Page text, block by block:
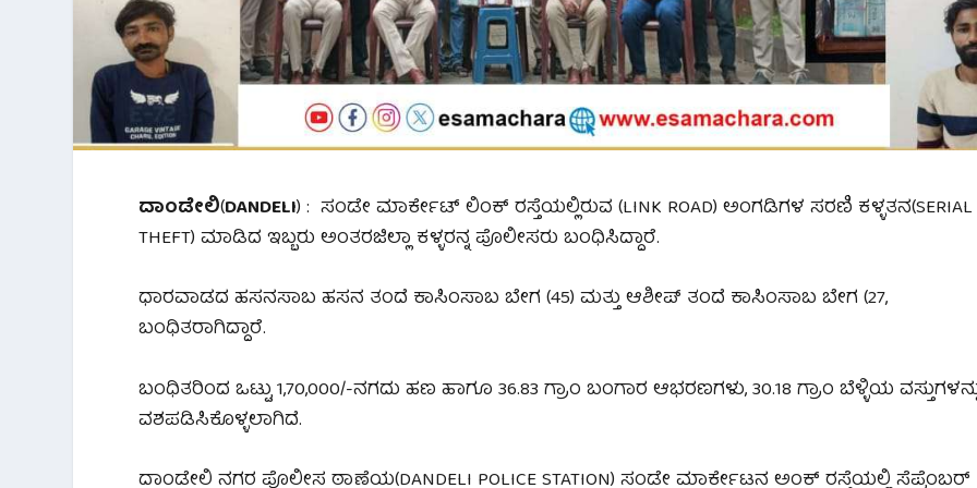
ದಾಂಡೇಲಿ(DANDELI) : ಸಂಡೇ ಮಾರ್ಕೇಟ್ ಲಿಂಕ್ ರಸ್ತೆಯಲ್ಲಿರುವ (LINK ROAD) ಅಂಗಡಿಗಳ ಸರಣಿ ಕಳ್ಳತನ(SERIAL
THEFT) ಮಾಡಿದ ಇಬ್ಬರು ಅಂತರಜಿಲ್ಲಾ ಕಳ್ಳರನ್ನ ಪೊಲೀಸರು ಬಂಧಿಸಿದ್ದಾರೆ.
ಧಾರವಾಡದ ಹಸನಸಾಬ ಹಸನ ತಂದೆ ಕಾಸಿಂಸಾಬ ಬೇಗ (45) ಮತ್ತು ಆಶೀಪ್ ತಂದೆ ಕಾಸಿಂಸಾಬ ಬೇಗ (27,
ಬಂಧಿತರಾಗಿದ್ದಾರೆ.
ಬಂಧಿತರಿಂದ ಒಟ್ಟು 1,70,000/-ನಗದು ಹಣ ಹಾಗೂ 36.83 ಗ್ರಾಂ ಬಂಗಾರ ಆಭರಣಗಳು, 30.18 ಗ್ರಾಂ ಬೆಳ್ಳಿಯ
ವಶಪಡಿಸಿಕೊಳ್ಳಲಾಗಿದೆ.
ದಾಂಡೇಲಿ ನಗರ ಪೊಲೀಸ ಠಾಣೆಯ(DANDELI POLICE STATION) ಸಂಡೇ ಮಾರ್ಕೇಟನ ಅಂಕ್ ರಸ್ತೆಯಲ್ಲಿ ಸೆಪ್ಟೆಂಬರ್